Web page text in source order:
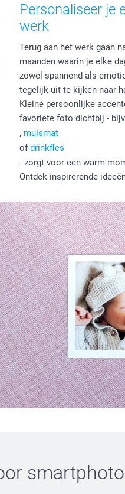
Personaliseer je
werk
Terug aan het werk gaan
maanden waarin je elke
zowel spannend als
tegelijk uit te kijken naar
Kleine persoonlijke
favoriete foto dichtbij -
, muismat
ofdrinkfles
- zorgt voor een warm
Ontdek inspirerende
smartphoto